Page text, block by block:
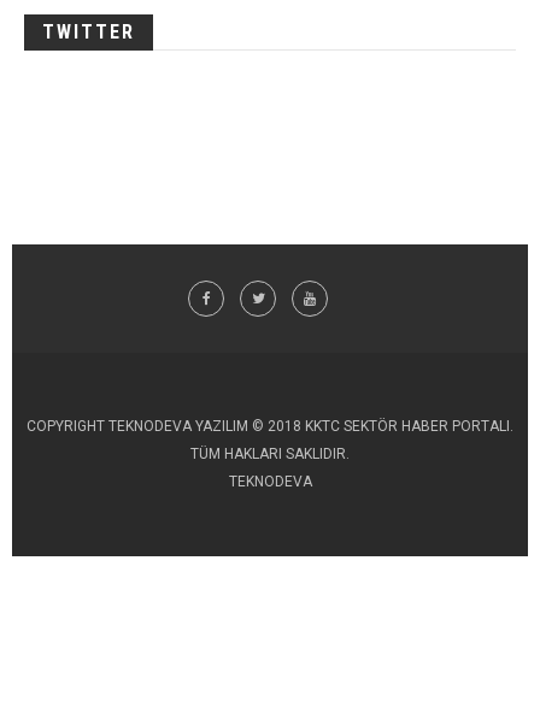
TWITTER
COPYRIGHT TEKNODEVA YAZILIM © 2018 KKTC SEKTÖR HABER PORTALI.
TÜM HAKLARI SAKLIDIR.
TEKNODEVA